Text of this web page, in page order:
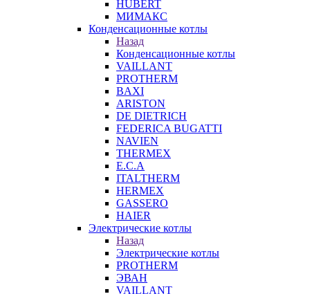
HUBERT
МИМАКС
Конденсационные котлы
Назад
Конденсационные котлы
VAILLANT
PROTHERM
BAXI
ARISTON
DE DIETRICH
FEDERICA BUGATTI
NAVIEN
THERMEX
E.C.A
ITALTHERM
HERMEX
GASSERO
HAIER
Электрические котлы
Назад
Электрические котлы
PROTHERM
ЭВАН
VAILLANT